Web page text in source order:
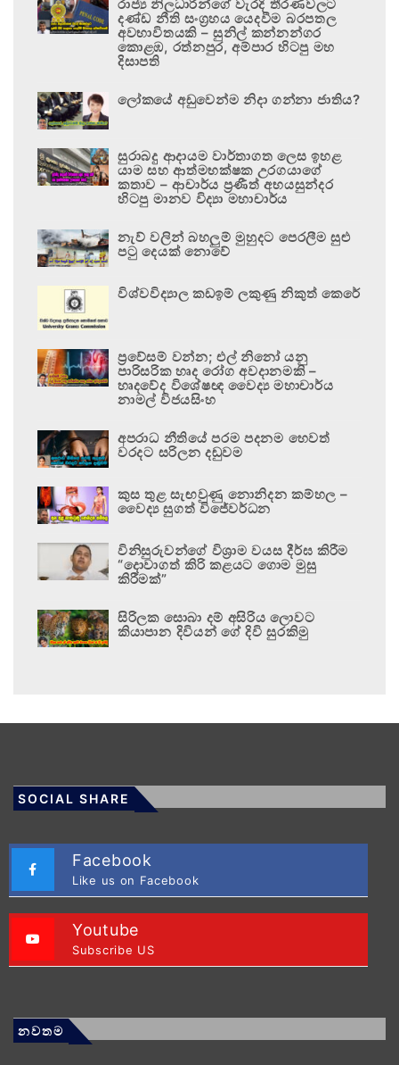
රාජ්‍ය නිලධාරීන්ගේ වැරදි තීරණවලට
දණ්ඩ නීති සංග්‍රහය යෙදවීම බරපතල
අවභාවිතයකි – සුනිල් කන්නන්ගර
කොළඹ, රත්නපුර, අම්පාර හිටපු මහ
දිසාපති
ලෝකයේ අඩුවෙන්ම නිදා ගන්නා ජාතිය?
සුරාබදු ආදායම වාර්තාගත ලෙස ඉහළ
යාම සහ ආත්මභක්ෂක උරගයාගේ
කතාව – ආචාර්ය ප්‍රණීත් අභයසුන්දර
හිටපු මානව විද්‍යා මහාචාර්ය
නැව් වලින් බහලුම් මුහුදට පෙරලීම සුළු
පටු දෙයක් නොවේ
විශ්වවිද්‍යාල කඩඉම් ලකුණු නිකුත් කෙරේ
ප්‍රවේසම් වන්න; එල් නිනෝ යනු
පාරිසරික හෘද රෝග අවදානමකි –
හෘදවේද විශේෂඥ වෛද්‍ය මහාචාර්ය
නාමල් විජයසිංහ
අපරාධ නීතියේ පරම පදනම හෙවත්
වරදට සරිලන දඬුවම
කුස තුළ සැඟවුණු නොනිදන කම්හල –
වෛද්‍ය සුගත් විජේවර්ධන
විනිසුරුවන්ගේ විශ්‍රාම වයස දීර්ඝ කිරීම
“දොවාගත් කිරි කළයට ගොම මුසු
කිරීමක්”
සිරිලක සොබා දම් අසිරිය ලොවට
කියාපාන දිවියන් ගේ දිවි සුරකිමු
SOCIAL SHARE
Facebook
Like us on Facebook
Youtube
Subscribe US
නවතම